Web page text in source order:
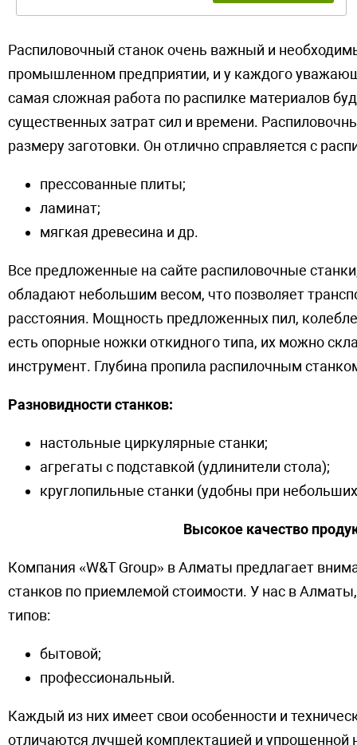
Распиловочный станок очень важный и
промышленном предприятии, и у каждого
самая сложная работа по распилке материалов
существенных затрат сил и времени.
размеру заготовки. Он отлично справляется с
прессованные плиты;
ламинат;
мягкая древесина и др.
Все предложенные на сайте распиловочные
обладают небольшим весом, что позволяет
расстояния. Мощность предложенных пил,
есть опорные ножки откидного типа, их можно
инструмент. Глубина пропила распилочным
Разновидности станков:
настольные циркулярные станки;
агрегаты с подставкой (удлинители стола);
круглопильные станки (удобны при
Высокое качество
Компания «W&T Group» в Алматы предлагает
станков по приемлемой стоимости. У нас в
типов:
бытовой;
профессиональный.
Каждый из них имеет свои особенности и
отличаются лучшей комплектацией и упрощенной